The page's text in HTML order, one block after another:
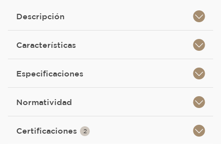
Descripción
Características
Especificaciones
Normatividad
Certificaciones 2